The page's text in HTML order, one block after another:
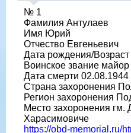
№ 1
Фамилия Антулаев
Имя Юрий
Отчество Евгеньевич
Дата рождения/
Воинское звание майор
Дата смерти 02.08.1944
Страна захоронения
Регион захоронения
Место захоронения гм.
Харасимовиче
https://obd-memorial.ru/